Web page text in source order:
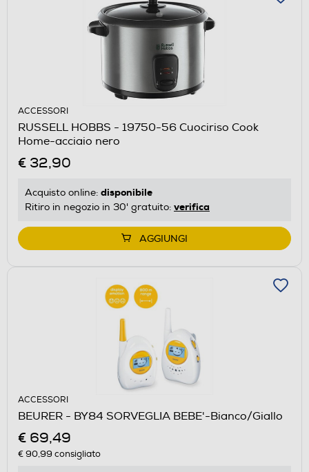
ACCESSORI
RUSSELL HOBBS - 19750-56 Cuociriso Cook
Home-acciaio nero
€ 32,90
Acquisto online: disponibile
Ritiro in negozio in 30' gratuito: verifica
AGGIUNGI
ACCESSORI
BEURER - BY84 SORVEGLIA BEBE'-Bianco/Giallo
€ 69,49
€ 90,99 consigliato